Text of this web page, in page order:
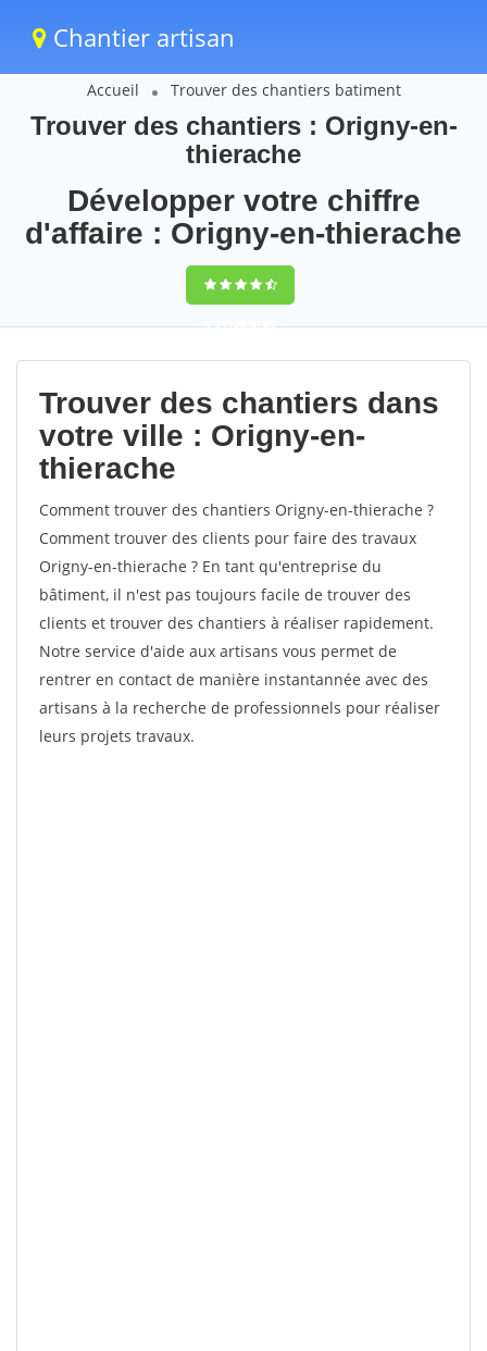
Chantier artisan
Accueil Trouver des chantiers batiment
Trouver des chantiers : Origny-en-
thierache
Développer votre chiffre
d'affaire : Origny-en-thierache
9,5(100%)69
votes
Trouver des chantiers dans
votre ville : Origny-en-
thierache
Comment trouver des chantiers Origny-en-thierache ?
Comment trouver des clients pour faire des travaux
Origny-en-thierache ? En tant qu'entreprise du
bâtiment, il n'est pas toujours facile de trouver des
clients et trouver des chantiers à réaliser rapidement.
Notre service d'aide aux artisans vous permet de
rentrer en contact de manière instantannée avec des
artisans à la recherche de professionnels pour réaliser
leurs projets travaux.